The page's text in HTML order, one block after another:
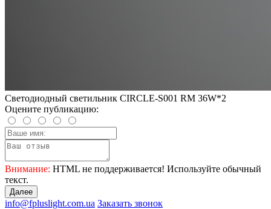
Светодиодный светильник CIRCLE-S001 RM 36W*2
Оцените публикацию:
Внимание: HTML не поддерживается! Используйте обычный
текст.
Далее
info@fpluslight.com.ua Заказать звонок